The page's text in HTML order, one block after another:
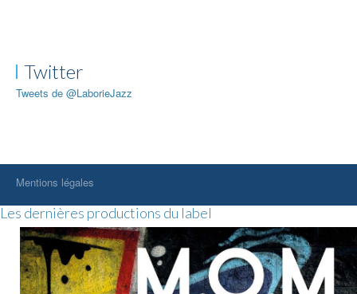
Twitter
Tweets de @LaborieJazz
Mentions légales
Les dernières productions du label